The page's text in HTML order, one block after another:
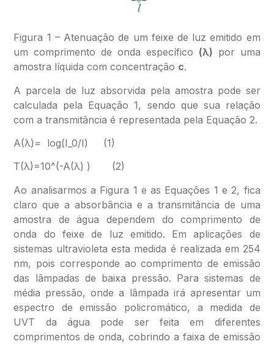
Figura 1 – Atenuação de um feixe de luz emitido em
um comprimento de onda específico (λ) por uma
amostra líquida com concentração c.
A parcela de luz absorvida pela amostra pode ser
calculada pela Equação 1, sendo que sua relação
com a transmitância é representada pela Equação 2.
A(λ)= log⁡(I_0/I) (1)
T(λ)=10^(-A(λ) ) (2)
Ao analisarmos a Figura 1 e as Equações 1 e 2, fica
claro que a absorbância e a transmitância de uma
amostra de água dependem do comprimento de
onda do feixe de luz emitido. Em aplicações de
sistemas ultravioleta esta medida é realizada em 254
nm, pois corresponde ao comprimento de emissão
das lâmpadas de baixa pressão. Para sistemas de
média pressão, onde a lâmpada irá apresentar um
espectro de emissão policromático, a medida de
UVT da água pode ser feita em diferentes
comprimentos de onda, cobrindo a faixa de emissão